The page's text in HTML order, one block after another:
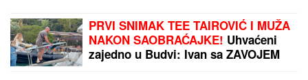
PRVI SNIMAK TEE TAIROVIĆ I MUŽA
NAKON SAOBRAĆAJKE! Uhvaćeni
zajedno u Budvi: Ivan sa ZAVOJEM